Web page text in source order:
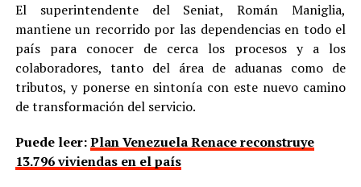
El superintendente del Seniat, Román Maniglia,
mantiene un recorrido por las dependencias en todo el
país para conocer de cerca los procesos y a los
colaboradores, tanto del área de aduanas como de
tributos, y ponerse en sintonía con este nuevo camino
de transformación del servicio.
Puede leer:Plan Venezuela Renace reconstruye
13.796 viviendas en el país